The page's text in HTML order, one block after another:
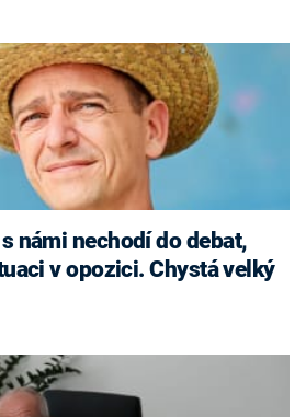
námi nechodí do debat,
v opozici. Chystá velký